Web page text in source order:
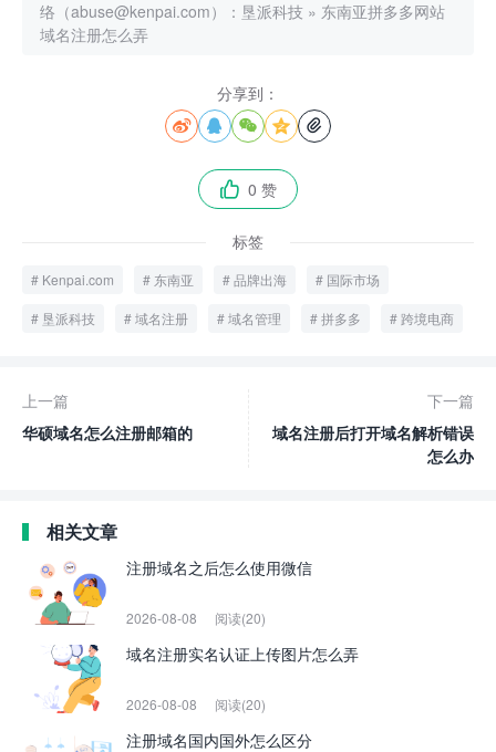
络（abuse@kenpai.com）： 垦派科技 » 东南亚拼多多网站
域名注册怎么弄
分享到：
    
 0 赞
标签
Kenpai.com 东南亚 品牌出海 国际市场
垦派科技 域名注册 域名管理 拼多多 跨境电商
上一篇
华硕域名怎么注册邮箱的
下一篇
域名注册后打开域名解析错误
怎么办
相关文章
注册域名之后怎么使用微信
2026-08-08 阅读(20)
域名注册实名认证上传图片怎么弄
2026-08-08 阅读(20)
注册域名国内国外怎么区分